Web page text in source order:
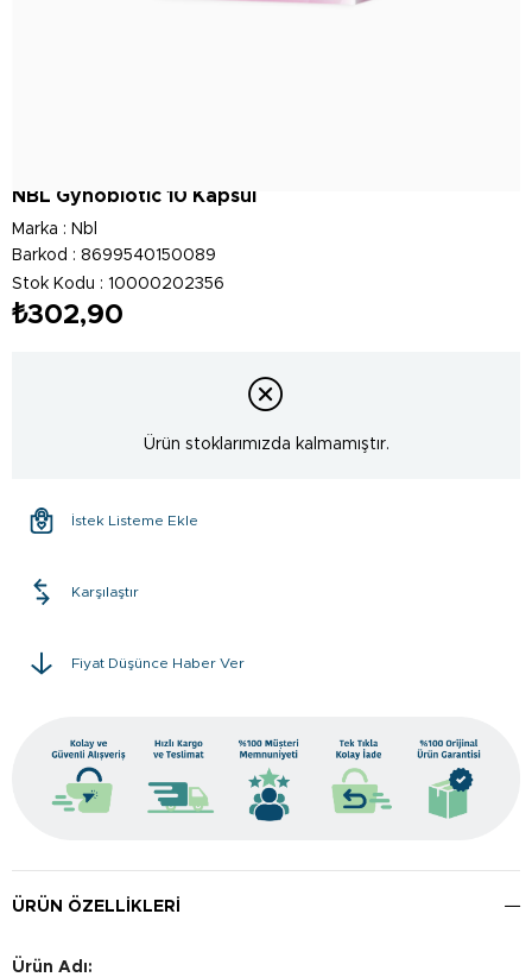
NBL Gynobiotic 10 Kapsül
Marka : Nbl
Barkod : 8699540150089
Stok Kodu
10000202356
₺302,90
Ürün stoklarımızda kalmamıştır.
İstek Listeme Ekle
Karşılaştır
Fiyat Düşünce Haber Ver
ÜRÜN ÖZELLIKLERI
Ürün Adı: